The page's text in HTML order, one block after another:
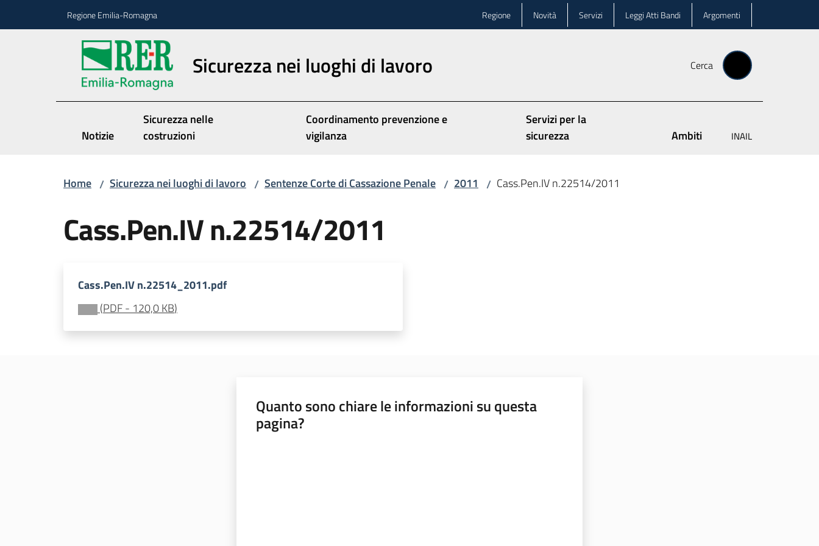
Regione Emilia-Romagna Regione Novità Servizi Leggi Atti Bandi Argomenti
Sicurezza nei luoghi di lavoro Cerca
Notizie
Sicurezza nelle
costruzioni
Coordinamento prevenzione e
vigilanza
Servizi per la
sicurezza
Ambiti INAIL
Home / Sicurezza nei luoghi di lavoro / Sentenze Corte di Cassazione Penale / 2011 / Cass.Pen.IV n.22514/2011
Cass.Pen.IV n.22514/2011
Cass.Pen.IV n.22514_2011.pdf
(PDF- 120,0 KB)
Quanto sono chiare le informazioni su questa
pagina?